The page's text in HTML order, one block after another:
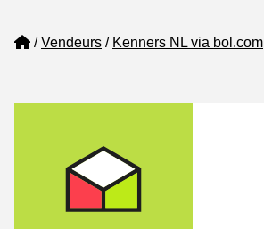
Home
Vendeurs Kenners NL via bol.com